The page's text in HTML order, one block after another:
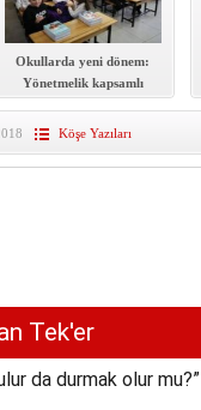
Okullarda yeni dönem:
Yönetmelik kapsamlı
Köşe Yazıları
Tek'er
da durmak olur mu?”